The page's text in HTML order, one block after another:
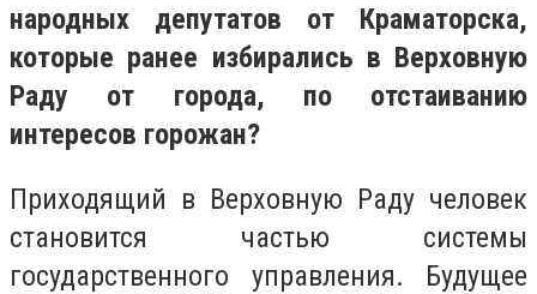
народных депутатов от Краматорска,
которые ранее избирались в Верховную
Раду от города, по отстаиванию
интересов горожан?
Приходящий в Верховную Раду человек
становится частью системы
государственного управления. Будущее